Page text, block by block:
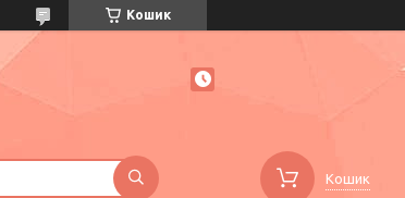
Кошик
Кошик